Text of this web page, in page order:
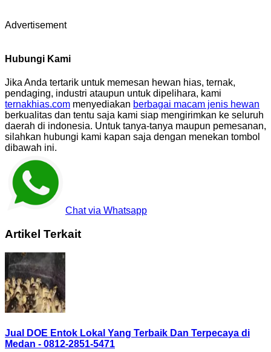
Advertisement
Hubungi Kami
Jika Anda tertarik untuk memesan hewan hias, ternak,
pendaging, industri ataupun untuk dipelihara, kami
ternakhias.com menyediakan berbagai macam jenis hewan
berkualitas dan tentu saja kami siap mengirimkan ke seluruh
daerah di indonesia. Untuk tanya-tanya maupun pemesanan,
silahkan hubungi kami kapan saja dengan menekan tombol
dibawah ini.
Chat via Whatsapp
Artikel Terkait
Jual DOE Entok Lokal Yang Terbaik Dan Terpecaya di
Medan - 0812-2851-5471